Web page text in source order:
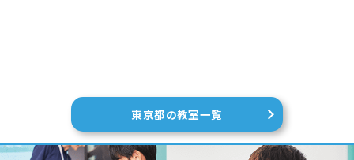
東京都の教室一覧